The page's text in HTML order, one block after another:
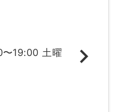
19:00 土曜